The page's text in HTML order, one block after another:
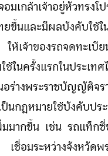
กล้าเจ้าอยู่หัวทรงโป
ขึ้นและมีผลบังคับใช้ใ
ของรถจดทะเบียน
ใช้ในครั้งแรกในประเท
งพระราชบัญญัติจร
ป็นกฎหมายใช้บังคับป
มากขึ้น เช่น รถแท็กซี่
ชื่อมระหว่างจังหวัดพ